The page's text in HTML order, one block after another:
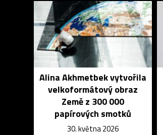
Alina Akhmetbek vytvořila
velkoformátový obraz
Země z 300 000
papírových smotků
30. května 2026